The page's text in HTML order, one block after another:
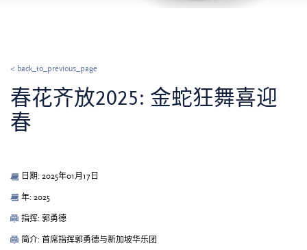
< back_to_previous_page
春花齐放2025: 金蛇狂舞喜迎
春
日期: 2025年01月17日
年: 2025
指挥: 郭勇德
简介: 首席指挥郭勇德与新加坡华乐团